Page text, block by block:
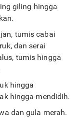
giling hingga
tumis cabai
dan serai
tumis hingga
hingga
hingga mendidih.
dan gula merah.